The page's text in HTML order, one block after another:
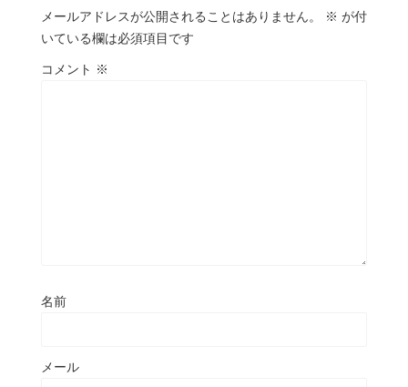
メールアドレスが公開されることはありません。 ※ が付
いている欄は必須項目です
コメント ※
名前
メール